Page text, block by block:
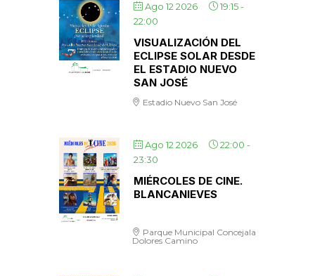
Ago 12 2026 19:15-
22:00
VISUALIZACIÓN DEL
ECLIPSE SOLAR DESDE
EL ESTADIO NUEVO
SAN JOSÉ
Estadio Nuevo San José
Ago 12 2026 22:00 -
23:30
MIÉRCOLES DE CINE.
BLANCANIEVES
Parque Municipal Concejala
Dolores Camino